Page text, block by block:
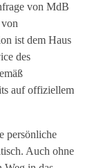
von MdB
ist dem Haus
des
auf offiziellem
persönliche
Auch ohne